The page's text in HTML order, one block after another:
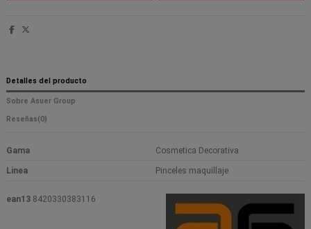
Detalles del producto
Sobre Asuer Group
Reseñas(0)
Gama Cosmetica Decorativa
Linea Pinceles maquillaje
ean13 8420330383116